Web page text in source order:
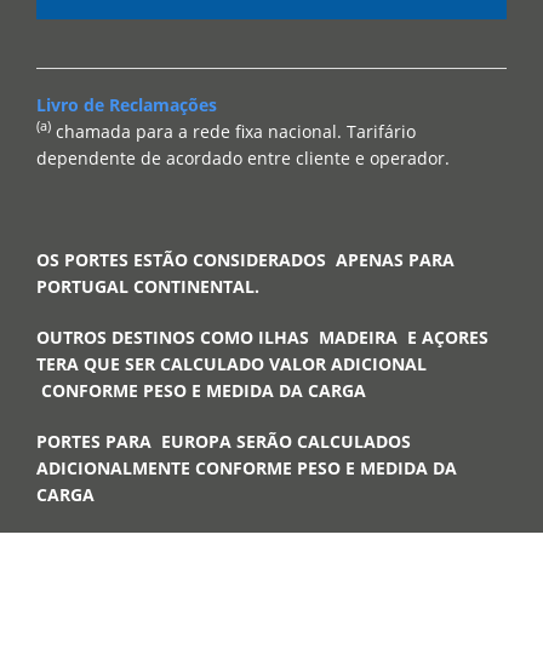
Livro de Reclamações
(a) chamada para a rede fixa nacional. Tarifário
dependente de acordado entre cliente e operador.
OS PORTES ESTÃO CONSIDERADOS APENAS PARA
PORTUGAL CONTINENTAL.
OUTROS DESTINOS COMO ILHAS MADEIRA E AÇORES
TERA QUE SER CALCULADO VALOR ADICIONAL
CONFORME PESO E MEDIDA DA CARGA
PORTES PARA EUROPA SERÃO CALCULADOS
ADICIONALMENTE CONFORME PESO E MEDIDA DA
CARGA